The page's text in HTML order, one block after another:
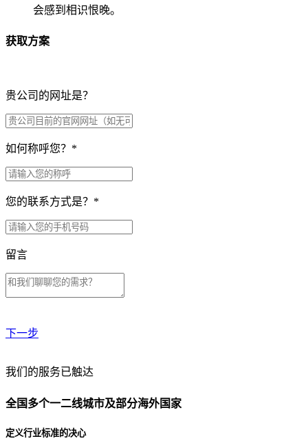
会感到相识恨晚。
获取方案
贵公司的网址是？
如何称呼您？ *
您的联系方式是？ *
留言
下一步
贵公司预算范围是？
贵公司的团队规模是？
我们的服务已触达
全国多个一二线城市及部分海外国家
定义行业标准的决心